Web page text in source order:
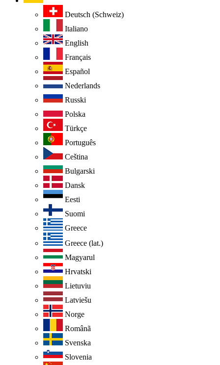
Deutsch (Schweiz)
Italiano
English
Français
Español
Nederlands
Russki
Polska
Türkçe
Português
Ceština
Bulgarski
Dansk
Eesti
Suomi
Greece
Greece (lat.)
Magyarul
Hrvatski
Lietuviu
Latviešu
Norge
Românã
Svenska
Slovenia